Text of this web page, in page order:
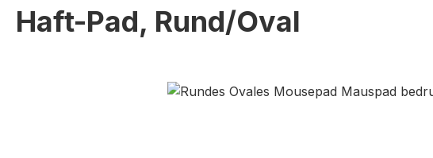
Haft-Pad, Rund/Oval
Bildergalerie überspringen